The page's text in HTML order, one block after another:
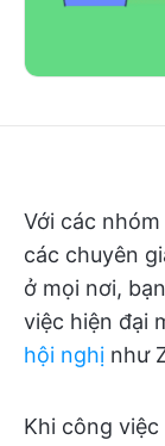
Với các
các chuyên
ở mọi nơi,
việc hiện đại
hội nghị như
Khi công